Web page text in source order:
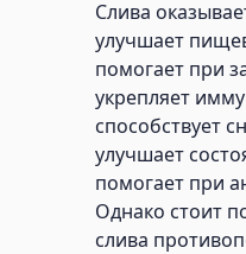
Слива
улучшает
помогает при
укрепляет
способствует
улучшает
помогает при
Однако стоит
слива